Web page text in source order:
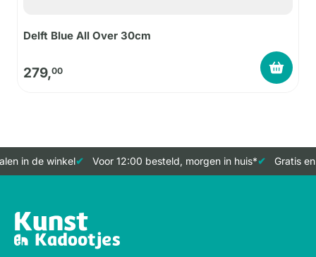
Delft Blue All Over 30cm
279,00
in de winkel Voor 12:00 besteld, morgen in huis* Gratis